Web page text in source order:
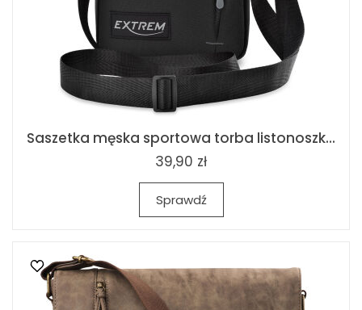
Saszetka męska sportowa torba listonoszk...
39,90 zł
Sprawdź